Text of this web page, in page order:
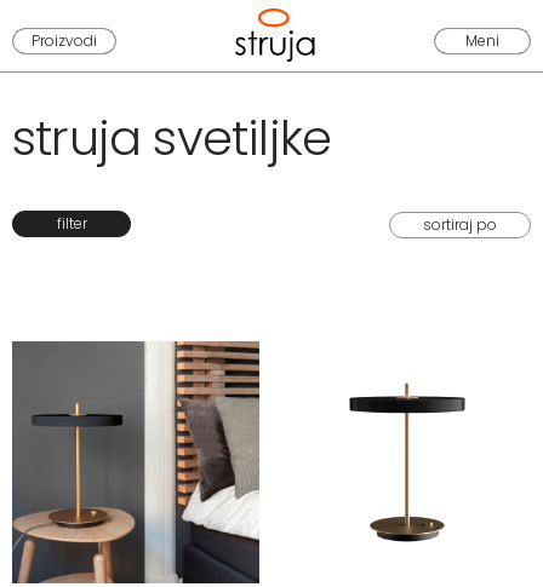
Proizvodi Meni
struja svetiljke
filter